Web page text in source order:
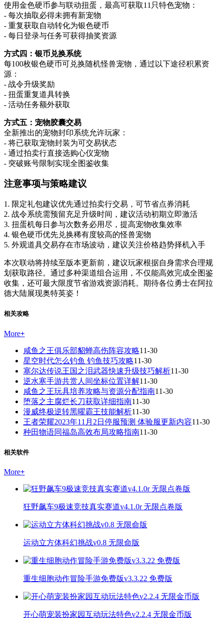
使用金色硬币参与联动扭蛋，最高可获取11只特色宠物：
- 每次抽取必得未拥有新宠物
- 重复获取自动转化为银色硬币
- 每日登录与任务可获得抽奖资源
方式四：银币兑换系统
每100枚银色硬币可兑换随机怪兽宠物，通过以下途径积累资
源：
- 战令升级奖励
- 扭蛋重复道具转换
- 活动任务额外获取
方式五：宠物胶囊交易
全新推出的宠物封印系统允许玩家：
- 将已获取宠物封装为可交易状态
- 通过拍卖行直接选购心仪宠物
- 突破账号限制实现全图鉴收集
注意事项与策略建议
1. 限定礼包建议优先通过拍卖行交易，可节省点券消耗
2. 战令系统需预留充足升级时间，建议活动初期立即激活
3. 扭蛋机每日参与次数务必用尽，提高宠物收集效率
4. 银色硬币优先兑换稀有度较高的怪兽宠物
5. 外观道具交易存在市场波动，建议关注价格趋势择机入手
本次联动将持续至版本更新前，建议玩家根据自身需求合理规
划获取路径。通过多种渠道组合运用，不仅能高效完成全图鉴
收集，还可最大限度节省游戏资源消耗。期待各位勇士在阿拉
德大陆展现奥特英姿！
相关攻略
More+
咸鱼之王俱乐部貂蝉高伤阵容攻略11-30
星空时代怎么钓鱼 钓鱼技巧攻略11-30
塞尔达传说王国之泪武器快速升级技巧解析11-30
逆水寒手游共赏人间坐标位置详解11-30
咸鱼之王玩具培养攻略与资源分配指南11-30
堕落之主腐烂长刀获取详细指南11-30
漫威终极逆转黑曜霸王技能解析11-30
王者荣耀2023年11月2日停服预测 体验服更新内容11-30
种田物语同福岛高效布局攻略指南11-30
相关软件
More+
狂野飙车9极速竞技真实赛道v4.1.0r 无限点卷版
运动立方体科幻挑战v0.8 无限命版
重生细胞动作冒险手游免费版v3.3.22 免费版
开心萌宠装扮家园互动玩法特色v2.2.4 无限金币版